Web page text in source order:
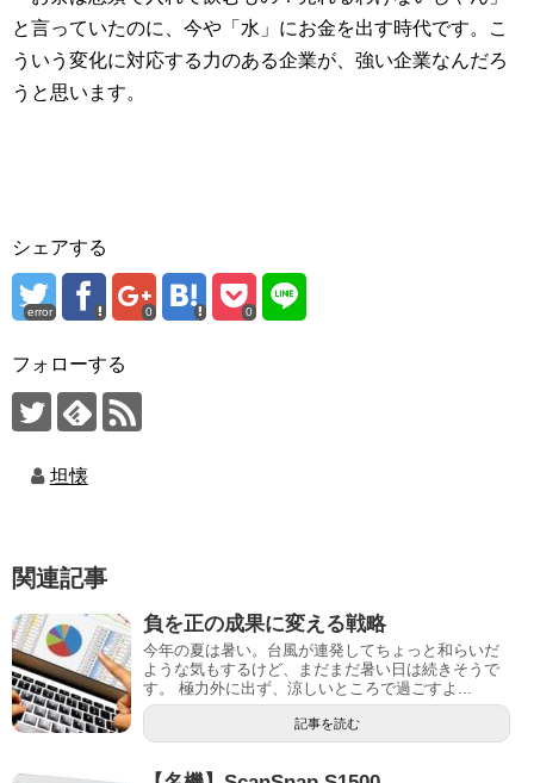
と言っていたのに、今や「水」にお金を出す時代です。こ
ういう変化に対応する力のある企業が、強い企業なんだろ
うと思います。
シェアする
error 0 0
フォローする
坦懐
関連記事
負を正の成果に変える戦略
今年の夏は暑い。台風が連発してちょっと和らいだ
ような気もするけど、まだまだ暑い日は続きそうで
す。 極力外に出ず、涼しいところで過ごすよ...
記事を読む